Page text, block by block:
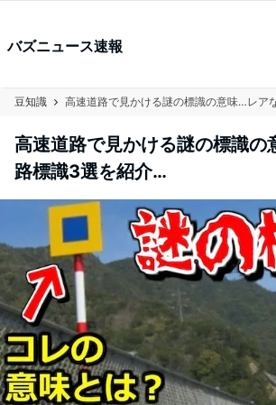
バズニュース速報
豆知識 高速道路で見かける謎の標識の意味…レア
高速道路で見かける謎の標識
路標識3選を紹介…